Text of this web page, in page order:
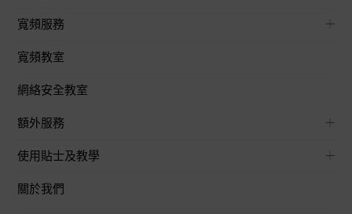
寬頻服務
寬頻教室
網絡安全教室
額外服務
使用貼士及教學
關於我們